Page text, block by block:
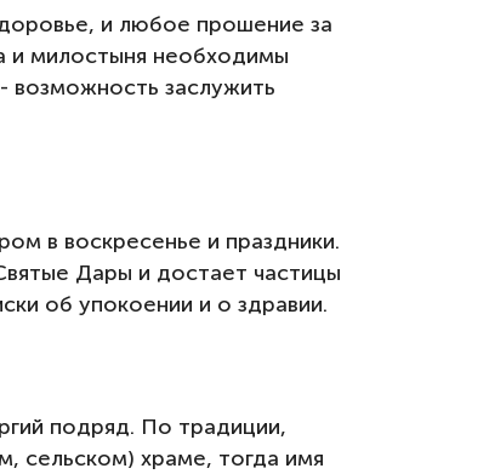
и любое прошение за
и милостыня необходимы
возможность заслужить
в воскресенье и праздники.
Дары и достает частицы
об упокоении и о здравии.
подряд. По традиции,
сельском) храме, тогда имя